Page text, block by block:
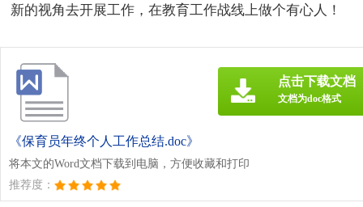
新的视角去开展工作，在教育工作战线上做个有心人！
《保育员年终个人工作总结.doc》
将本文的Word文档下载到电脑，方便收藏和打印
推荐度：
点击下载文档
文档为doc格式